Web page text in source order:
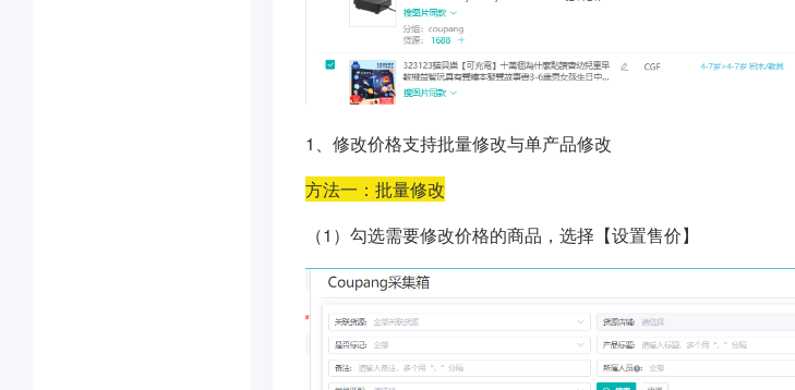
1、 修改价格支持批量修改与单产品修改
方法一：批量修改
（1）勾选需要修改价格的商品，选择【设置售价】